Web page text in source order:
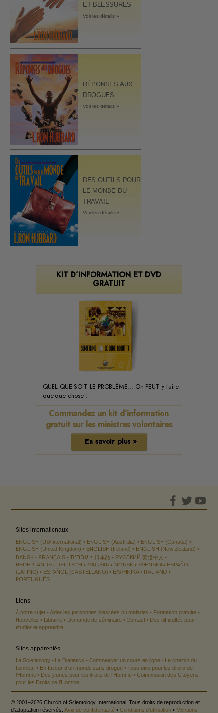
ET BLESSURES
Voir les détails »
RÉPONSES AUX
DROGUES
Voir les détails »
DES OUTILS POUR
LE MONDE DU
TRAVAIL
Voir les détails »
KIT D’INFORMATION ET DVD
GRATUIT
QUEL QUE SOIT LE PROBLÈME... On PEUT y faire
quelque chose !
Commandez un kit d’information
gratuit sur les ministres volontaires
En savoir plus »
Sites internationaux
ENGLISH (US/International) ENGLISH (Australia)
ENGLISH (Canada)
ENGLISH (United Kingdom)
ENGLISH (Ireland)
ENGLISH (New Zealand)
DANSK
FRANÇAIS עברית 日本語 РУССКИЙ 繁體中文
NEDERLANDS
DEUTSCH MAGYAR NORSK SVENSKA
ESPAÑOL
(LATINO)
ESPAÑOL (CASTELLANO) ΕΛΛΗΝΙΚA
ITALIANO
PORTUGUÊS
Liens
À notre sujet Aider les personnes blessées ou malades
Formation gratuite
Nouvelles
Librairie Demande de séminaire Contact
Des difficultés pour
étudier et apprendre
Sites apparentés
La Scientology La Dianetics Commencer un cours en ligne
Le chemin du
bonheur
En faveur d’un monde sans drogue
Tous unis pour les droits de
l’Homme
Des jeunes pour les droits de l’Homme
Commission des Citoyens
pour les Droits de l’Homme
© 2001–2026 Church of Scientology International. Tous droits de reproduction et
d’adaptation réservés.Avis de confidentialité •Conditions d’utilisation • Mentions